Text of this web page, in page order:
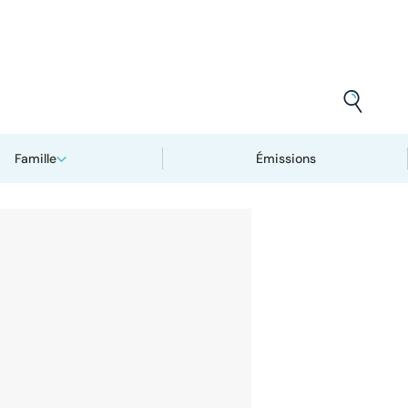
Famille Émissions